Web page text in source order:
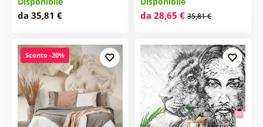
da 35,81 € da 28,65 € 35,81 €
Sconto -20%